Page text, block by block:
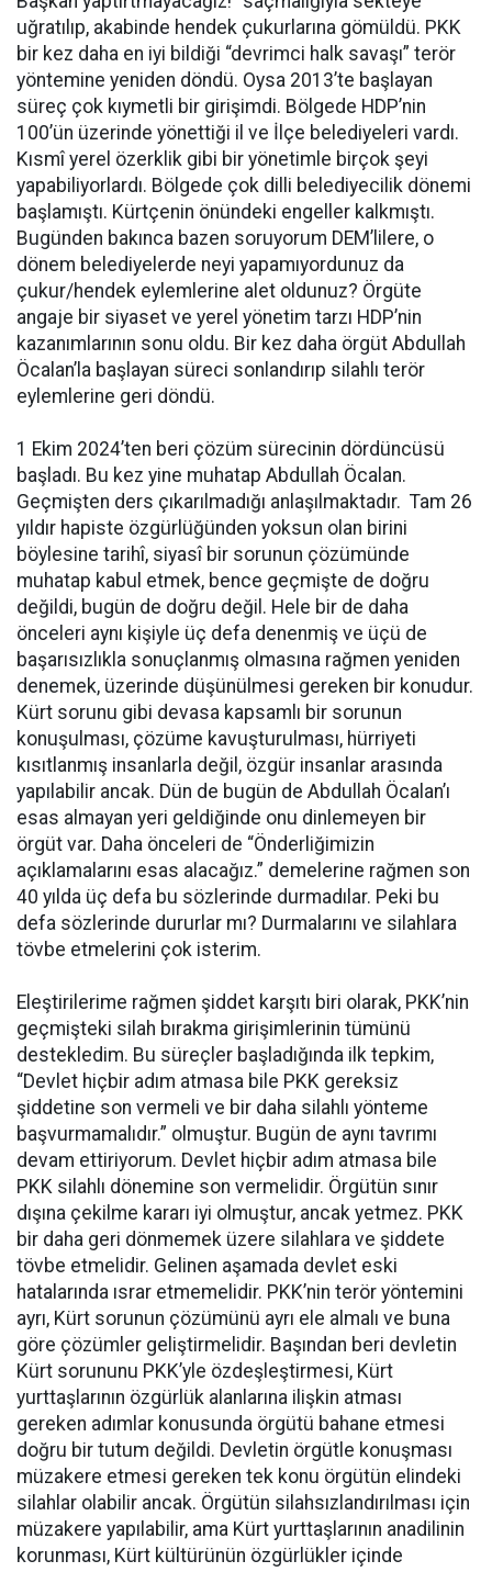
uğratılıp, akabinde hendek çukurlarına gömüldü. PKK
bir kez daha en iyi bildiği “devrimci halk savaşı” terör
yöntemine yeniden döndü. Oysa 2013’te başlayan
süreç çok kıymetli bir girişimdi. Bölgede HDP’nin
100’ün üzerinde yönettiği il ve İlçe belediyeleri vardı.
Kısmî yerel özerklik gibi bir yönetimle birçok şeyi
yapabiliyorlardı. Bölgede çok dilli belediyecilik dönemi
başlamıştı. Kürtçenin önündeki engeller kalkmıştı.
Bugünden bakınca bazen soruyorum DEM’lilere, o
dönem belediyelerde neyi yapamıyordunuz da
çukur/hendek eylemlerine alet oldunuz? Örgüte
angaje bir siyaset ve yerel yönetim tarzı HDP’nin
kazanımlarının sonu oldu. Bir kez daha örgüt Abdullah
Öcalan’la başlayan süreci sonlandırıp silahlı terör
eylemlerine geri döndü.
1 Ekim 2024’ten beri çözüm sürecinin dördüncüsü
başladı. Bu kez yine muhatap Abdullah Öcalan.
Geçmişten ders çıkarılmadığı anlaşılmaktadır. Tam 26
yıldır hapiste özgürlüğünden yoksun olan birini
böylesine tarihî, siyasî bir sorunun çözümünde
muhatap kabul etmek, bence geçmişte de doğru
değildi, bugün de doğru değil. Hele bir de daha
önceleri aynı kişiyle üç defa denenmiş ve üçü de
başarısızlıkla sonuçlanmış olmasına rağmen yeniden
denemek, üzerinde düşünülmesi gereken bir konudur.
Kürt sorunu gibi devasa kapsamlı bir sorunun
konuşulması, çözüme kavuşturulması, hürriyeti
kısıtlanmış insanlarla değil, özgür insanlar arasında
yapılabilir ancak. Dün de bugün de Abdullah Öcalan’ı
esas almayan yeri geldiğinde onu dinlemeyen bir
örgüt var. Daha önceleri de “Önderliğimizin
açıklamalarını esas alacağız.” demelerine rağmen son
40 yılda üç defa bu sözlerinde durmadılar. Peki bu
defa sözlerinde dururlar mı? Durmalarını ve silahlara
tövbe etmelerini çok isterim.
Eleştirilerime rağmen şiddet karşıtı biri olarak, PKK’nin
geçmişteki silah bırakma girişimlerinin tümünü
destekledim. Bu süreçler başladığında ilk tepkim,
“Devlet hiçbir adım atmasa bile PKK gereksiz
şiddetine son vermeli ve bir daha silahlı yönteme
başvurmamalıdır.” olmuştur. Bugün de aynı tavrımı
devam ettiriyorum. Devlet hiçbir adım atmasa bile
PKK silahlı dönemine son vermelidir. Örgütün sınır
dışına çekilme kararı iyi olmuştur, ancak yetmez. PKK
bir daha geri dönmemek üzere silahlara ve şiddete
tövbe etmelidir. Gelinen aşamada devlet eski
hatalarında ısrar etmemelidir. PKK’nin terör yöntemini
ayrı, Kürt sorunun çözümünü ayrı ele almalı ve buna
göre çözümler geliştirmelidir. Başından beri devletin
Kürt sorununu PKK’yle özdeşleştirmesi, Kürt
yurttaşlarının özgürlük alanlarına ilişkin atması
gereken adımlar konusunda örgütü bahane etmesi
doğru bir tutum değildi. Devletin örgütle konuşması
müzakere etmesi gereken tek konu örgütün elindeki
silahlar olabilir ancak. Örgütün silahsızlandırılması için
müzakere yapılabilir, ama Kürt yurttaşlarının anadilinin
korunması, Kürt kültürünün özgürlükler içinde